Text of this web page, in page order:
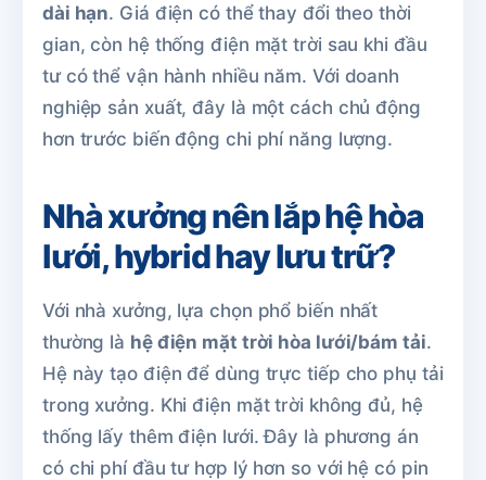
dài hạn. Giá điện có thể thay đổi theo thời
gian, còn hệ thống điện mặt trời sau khi đầu
tư có thể vận hành nhiều năm. Với doanh
nghiệp sản xuất, đây là một cách chủ động
hơn trước biến động chi phí năng lượng.
Nhà xưởng nên lắp hệ hòa
lưới, hybrid hay lưu trữ?
Với nhà xưởng, lựa chọn phổ biến nhất
thường là hệ điện mặt trời hòa lưới/bám tải.
Hệ này tạo điện để dùng trực tiếp cho phụ tải
trong xưởng. Khi điện mặt trời không đủ, hệ
thống lấy thêm điện lưới. Đây là phương án
có chi phí đầu tư hợp lý hơn so với hệ có pin